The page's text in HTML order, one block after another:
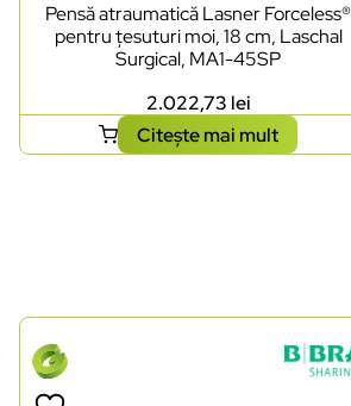
Pensă atraumatică Lasner Forceless®
pentru țesuturi moi, 18 cm, Laschal
Surgical, MA1-45SP
2.022,73 lei
Citește mai mult